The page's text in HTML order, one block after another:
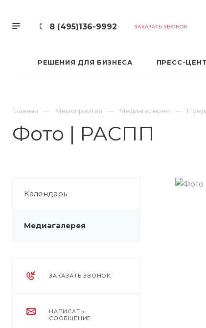
8 (495)136-9992 ЗАКАЗАТЬ ЗВОНОК
РЕШЕНИЯ ДЛЯ БИЗНЕСА ПРЕСС-
Главная Мероприятия Медиагалерея
Фото | РАСПП
Календарь
Медиагалерея
ЗАКАЗАТЬ ЗВОНОК
НАПИСАТЬ
СООБЩЕНИЕ